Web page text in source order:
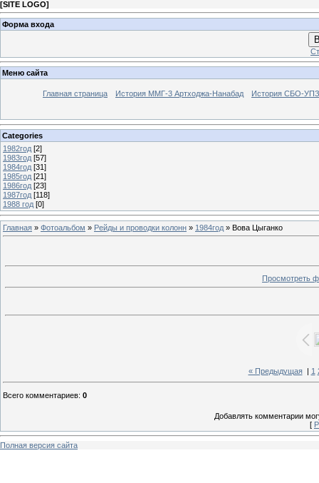
[SITE LOGO]
Форма входа
Меню сайта
Главная страница История ММГ-3 Артходжа-Нанабад История СБО-УПЗ
Categories
1982год [2]
1983год [57]
1984год [31]
1985год [21]
1986год [23]
1987год [118]
1988 год [0]
Главная » Фотоальбом » Рейды и проводки колонн » 1984год » Вова Цыганко
Просмотреть
« Предыдущая| 1
Всего комментариев: 0
Добавлять комментарии
[
Полная версия сайта